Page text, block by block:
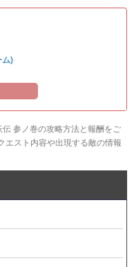
ム)
参ノ巻の攻略方法と報酬をご
エスト内容や出現する敵の情報